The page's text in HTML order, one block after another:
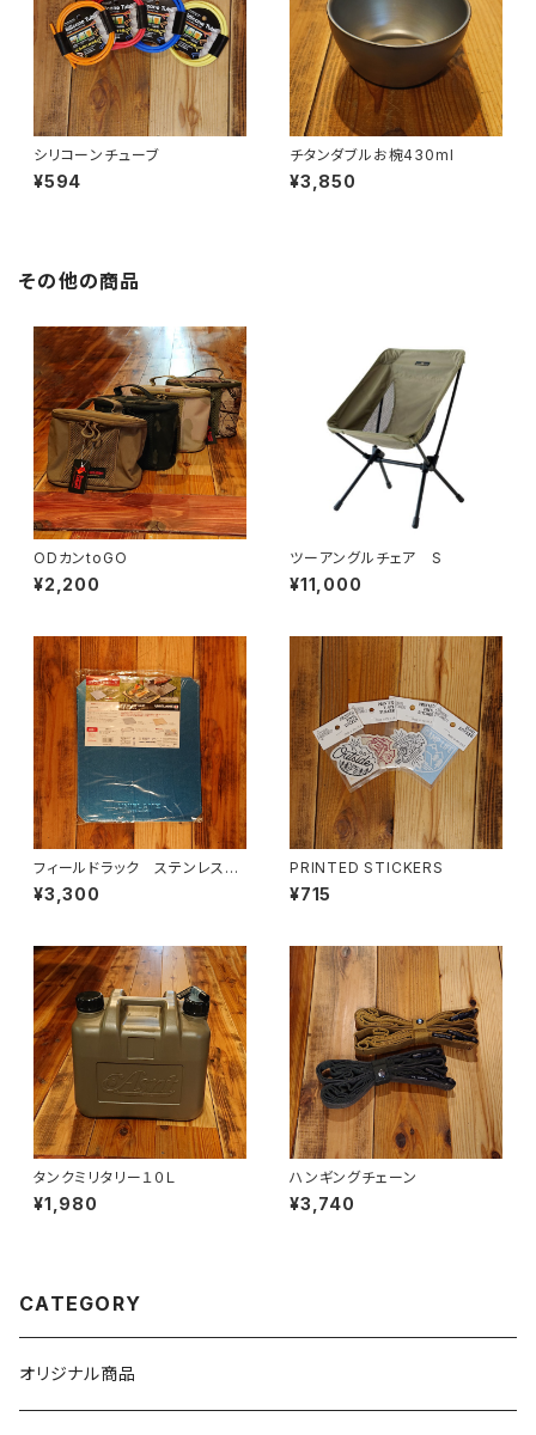
シリコーンチューブ
¥594
チタンダブルお椀430ml
¥3,850
その他の商品
ODカンtoGO
¥2,200
ツーアングルチェア S
¥11,000
フィールドラック ステンレス天
板 ハーフ
¥3,300
PRINTED STICKERS
¥715
タンクミリタリー１０Ｌ
¥1,980
ハンギングチェーン
¥3,740
CATEGORY
オリジナル商品